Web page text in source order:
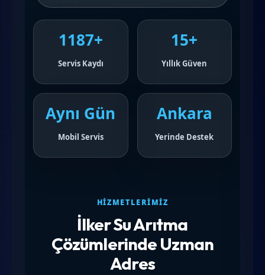
1187+
Servis Kaydı
15+
Yıllık Güven
Aynı Gün
Mobil Servis
Ankara
Yerinde Destek
HIZMETLERIMIZ
İlker Su Arıtma
Çözümlerinde Uzman
Adres